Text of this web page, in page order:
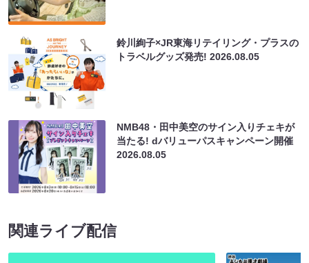
鈴川絢子×JR東海リテイリング・プラスの
トラベルグッズ発売!2026.08.05
NMB48・田中美空のサイン入りチェキが
当たる! dバリューパスキャンペーン開催
2026.08.05
関連ライブ配信